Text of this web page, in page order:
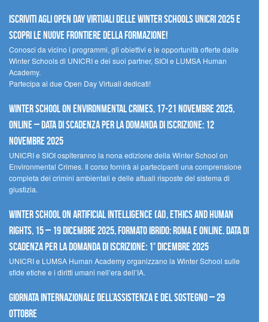
Iscriviti agli Open Day Virtuali delle Winter Schools UNICRI 2025 e
scopri le nuove frontiere della formazione!
Conosci da vicino i programmi, gli obiettivi e le opportunità offerte dalle
Winter Schools di UNICRI e dei suoi partner, SIOI e LUMSA Human
Academy.
Partecipa ai due Open Day Virtuali dedicati!
Winter School on Environmental Crimes, 17-21 novembre 2025,
Online – Data di scadenza per la domanda di iscrizione: 12
novembre 2025
UNICRI e SIOI ospiteranno la nona edizione della Winter School on
Environmental Crimes. Il corso fornirà ai partecipanti una comprensione
completa dei crimini ambientali e delle attuali risposte del sistema di
giustizia.
Winter School on Artificial Intelligence (AI), Ethics and Human
Rights, 15 – 19 dicembre 2025, Formato Ibrido: Roma e online. Data di
scadenza per la domanda di iscrizione: 1° dicembre 2025
UNICRI e LUMSA Human Academy organizzano la Winter School sulle
sfide etiche e i diritti umani nell’era dell’IA.
Giornata internazionale dell’assistenza e del sostegno – 29
ottobre